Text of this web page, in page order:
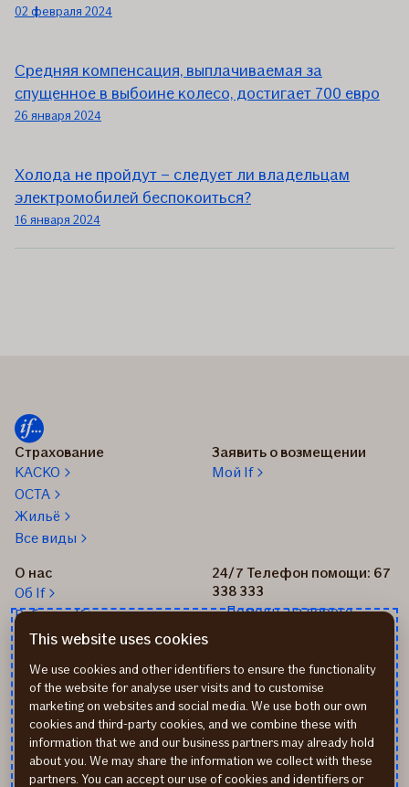
02 февраля 2024
Средняя компенсация, выплачиваемая за
спущенное в выбоине колесо, достигает 700 евро
26 января 2024
Холода не пройдут – следует ли владельцам
электромобилей беспокоиться?
16 января 2024
Страхование
КАСКО
OCTA
Жильё
Все виды
Заявить о возмещении
Мой If
О нас
Об If
Работа в If
Новости
24/7 Телефон помощи: 67
338 333
Помощь на дороге
Наши офисы
Дистрибьюторы
страхования If
Реквизиты
This website uses cookies
We use cookies and other identifiers to ensure the functionality
of the website for analyse user visits and to customise
marketing on websites and social media. We use both our own
cookies and third-party cookies, and we combine these with
information that we and our business partners may already hold
about you. We may share the information we collect with these
partners. You can accept our use of cookies and identifiers or